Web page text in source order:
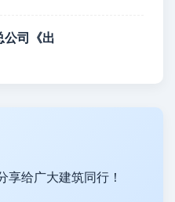
公司《出
享给广大建筑同行！